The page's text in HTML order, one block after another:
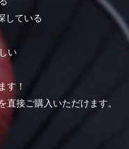
している
い
す！
接ご購入いただけます。